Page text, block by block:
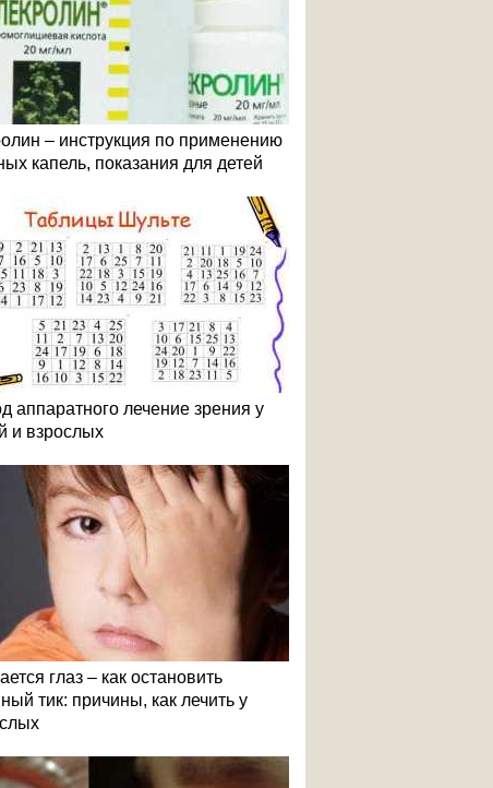
– инструкция по применению
капель, показания для детей
аппаратного лечение зрения у
и взрослых
глаз – как остановить
тик: причины, как лечить у